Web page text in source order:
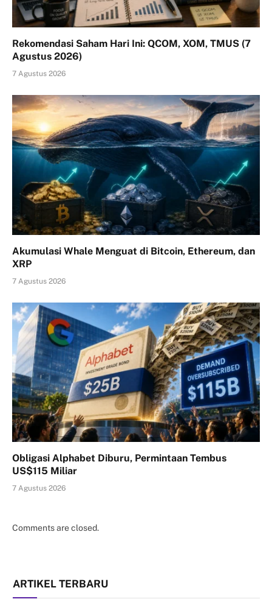
Rekomendasi Saham Hari Ini: QCOM, XOM, TMUS (7
Agustus 2026)
7 Agustus 2026
Akumulasi Whale Menguat di Bitcoin, Ethereum, dan
XRP
7 Agustus 2026
Obligasi Alphabet Diburu, Permintaan Tembus
US$115 Miliar
7 Agustus 2026
Comments are closed.
ARTIKEL TERBARU